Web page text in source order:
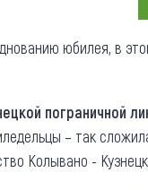
Алтай
юбилея, в
пограничной
– так
Колывано -